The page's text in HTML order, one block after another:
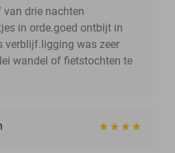
drie nachten
in orde.goed ontbijt in
verblijf.ligging was zeer
wandel of fietstochten te